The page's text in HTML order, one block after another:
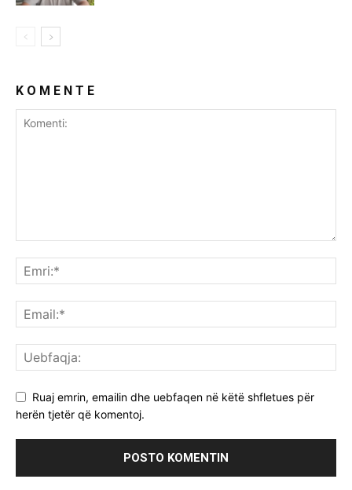
K O M E N T E
Ruaj emrin, emailin dhe uebfaqen në këtë shfletues për
herën tjetër që komentoj.